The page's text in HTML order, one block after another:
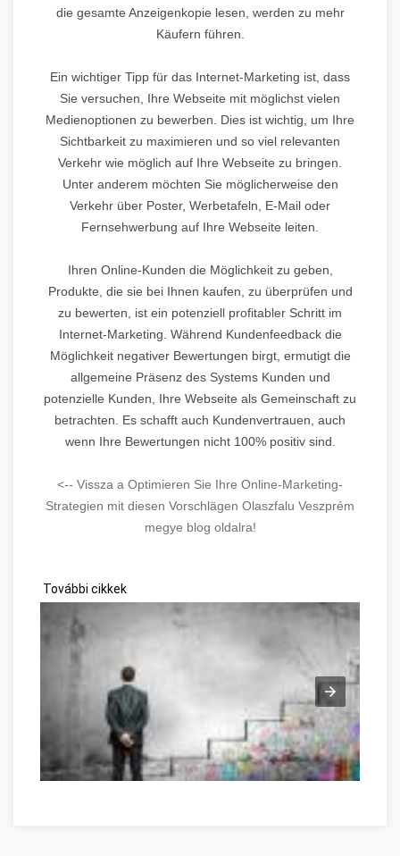
die gesamte Anzeigenkopie lesen, werden zu mehr
Käufern führen.
Ein wichtiger Tipp für das Internet-Marketing ist, dass
Sie versuchen, Ihre Webseite mit möglichst vielen
Medienoptionen zu bewerben. Dies ist wichtig, um Ihre
Sichtbarkeit zu maximieren und so viel relevanten
Verkehr wie möglich auf Ihre Webseite zu bringen.
Unter anderem möchten Sie möglicherweise den
Verkehr über Poster, Werbetafeln, E-Mail oder
Fernsehwerbung auf Ihre Webseite leiten.
Ihren Online-Kunden die Möglichkeit zu geben,
Produkte, die sie bei Ihnen kaufen, zu überprüfen und
zu bewerten, ist ein potenziell profitabler Schritt im
Internet-Marketing. Während Kundenfeedback die
Möglichkeit negativer Bewertungen birgt, ermutigt die
allgemeine Präsenz des Systems Kunden und
potenzielle Kunden, Ihre Webseite als Gemeinschaft zu
betrachten. Es schafft auch Kundenvertrauen, auch
wenn Ihre Bewertungen nicht 100% positiv sind.
<-- Vissza a Optimieren Sie Ihre Online-Marketing-
Strategien mit diesen Vorschlägen Olaszfalu Veszprém
megye blog oldalra!
További cikkek